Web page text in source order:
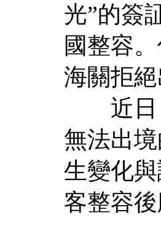
光”的簽
國整容
海關拒絕
近日，
無法出
生變化
客整容